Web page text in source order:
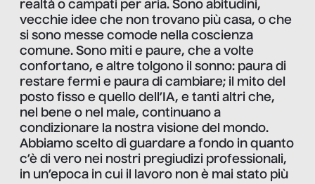
realtà o campati per aria. Sono abitudini,
vecchie idee che non trovano più casa, o che
si sono messe comode nella coscienza
comune. Sono miti e paure, che a volte
confortano, e altre tolgono il sonno: paura di
restare fermi e paura di cambiare; il mito del
posto fisso e quello dell’IA, e tanti altri che,
nel bene o nel male, continuano a
condizionare la nostra visione del mondo.
Abbiamo scelto di guardare a fondo in quanto
c’è di vero nei nostri pregiudizi professionali,
in un’epoca in cui il lavoro non è mai stato più